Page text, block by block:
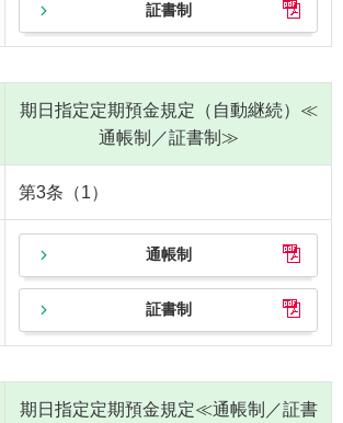
証書制
期日指定定期預金規定（自動継続）≪
通帳制／証書制≫
第3条（1）
通帳制
証書制
期日指定定期預金規定≪通帳制／証書